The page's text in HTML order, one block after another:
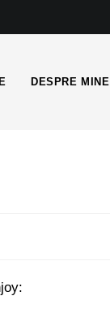
DESPRE MINE